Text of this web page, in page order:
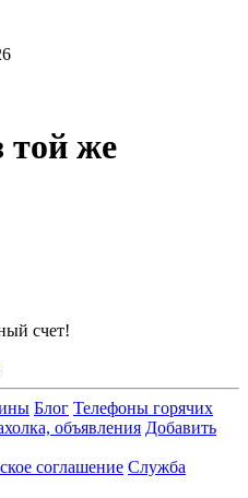
той же
счет!
Блог Телефоны горячих
объявления Добавить
соглашение Служба